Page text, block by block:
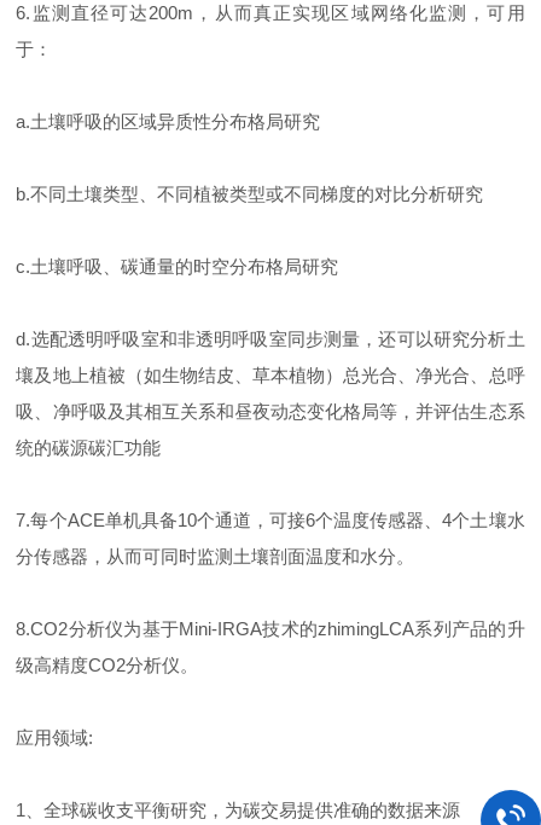
6.监测直径可达200m，从而真正实现区域网络化监测，可用
于：
a.土壤呼吸的区域异质性分布格局研究
b.不同土壤类型、不同植被类型或不同梯度的对比分析研究
c.土壤呼吸、碳通量的时空分布格局研究
d.选配透明呼吸室和非透明呼吸室同步测量，还可以研究分析土
壤及地上植被（如生物结皮、草本植物）总光合、净光合、总呼
吸、净呼吸及其相互关系和昼夜动态变化格局等，并评估生态系
统的碳源碳汇功能
7.每个ACE单机具备10个通道，可接6个温度传感器、4个土壤水
分传感器，从而可同时监测土壤剖面温度和水分。
8.CO2分析仪为基于Mini-IRGA技术的zhimingLCA系列产品的升
级高精度CO2分析仪。
应用领域:
1、全球碳收支平衡研究，为碳交易提供准确的数据来源